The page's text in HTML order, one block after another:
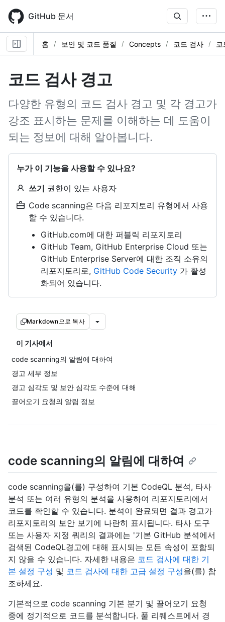
main
content
GitHub 문서
홈 보안 및 코드 품질 Concepts 코드 검사
코드 검사 경고
다양한 유형의 코드 검사 경고 및 각 경고가
강조 표시하는 문제를 이해하는 데 도움이
되는 정보에 대해 알아봅니다.
누가 이 기능을 사용할 수 있나요?
쓰기 권한이 있는 사용자
Code scanning은 다음 리포지토리 유형에서 사용
할 수 있습니다.
GitHub.com에 대한 퍼블릭 리포지토리
GitHub Team, GitHub Enterprise Cloud 또는
GitHub Enterprise Server에 대한 조직 소유의
리포지토리로, GitHub Code Security 가 활성
화되어 있습니다.
Markdown으로 복사
이 기사에서
code scanning의 알림에 대하여
경고 세부 정보
경고 심각도 및 보안 심각도 수준에 대해
끌어오기 요청의 알림 정보
code scanning의 알림에 대하여
code scanning을(를) 구성하여 기본 CodeQL 분석, 타사
분석 또는 여러 유형의 분석을 사용하여 리포지토리에서
코드를 확인할 수 있습니다. 분석이 완료되면 결과 경고가
리포지토리의 보안 보기에 나란히 표시됩니다. 타사 도구
또는 사용자 지정 쿼리의 결과에는 '기본 GitHub 분석에서
검색된 CodeQL경고에 대해 표시되는 모든 속성이 포함되
지 않을 수 있습니다. 자세한 내용은 코드 검사에 대한 기
본 설정 구성 및 코드 검사에 대한 고급 설정 구성을(를) 참
조하세요.
기본적으로 code scanning 기본 분기 및 끌어오기 요청
중에 정기적으로 코드를 분석합니다. 풀 리퀘스트에서 경